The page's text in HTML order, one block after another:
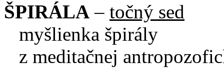
ŠPIRÁLA – točný sed
myšlienka špirály
z meditačnej